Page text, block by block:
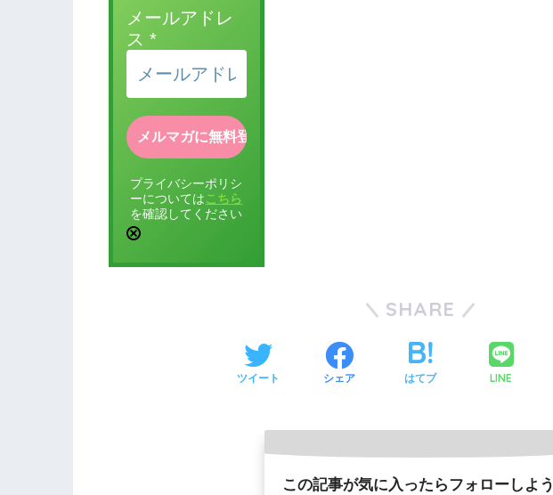
メールアドレ
ス *
プライバシーポリシ
ーについては こちら
を確認してください
SHARE
ツイート シェア はてブ LINE
この記事が気に入ったらフォローしよう